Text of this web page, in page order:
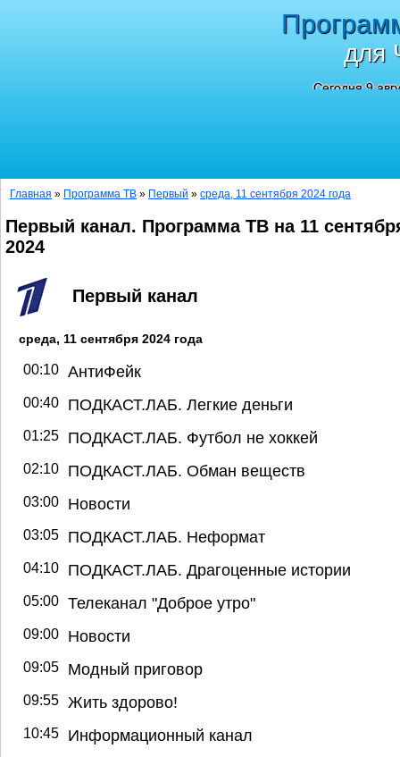
для
Сегодня 9
Главная » Программа ТВ » Первый » среда, 11 сентября 2024 года
Первый канал. Программа ТВ на 11
2024
Первый канал
среда, 11 сентября 2024 года
00:10 АнтиФейк
00:40 ПОДКАСТ.ЛАБ. Легкие деньги
01:25 ПОДКАСТ.ЛАБ. Футбол не хоккей
02:10 ПОДКАСТ.ЛАБ. Обман веществ
03:00 Новости
03:05 ПОДКАСТ.ЛАБ. Неформат
04:10 ПОДКАСТ.ЛАБ. Драгоценные истории
05:00 Телеканал "Доброе утро"
09:00 Новости
09:05 Модный приговор
09:55 Жить здорово!
10:45 Информационный канал